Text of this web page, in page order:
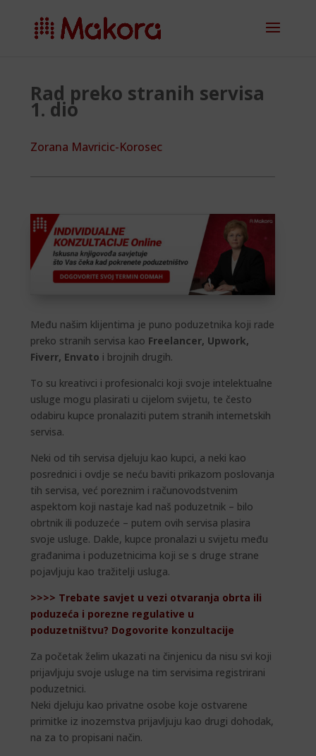
Rad preko stranih servisa
1. dio
Zorana Mavricic-Korosec
Među našim klijentima je puno poduzetnika koji rade
preko stranih servisa kao Freelancer, Upwork,
Fiverr, Envato i brojnih drugih.
To su kreativci i profesionalci koji svoje intelektualne
usluge mogu plasirati u cijelom svijetu, te često
odabiru kupce pronalaziti putem stranih internetskih
servisa.
Neki od tih servisa djeluju kao kupci, a neki kao
posrednici i ovdje se neću baviti prikazom poslovanja
tih servisa, već poreznim i računovodstvenim
aspektom koji nastaje kad naš poduzetnik – bilo
obrtnik ili poduzeće – putem ovih servisa plasira
svoje usluge. Dakle, kupce pronalazi u svijetu među
građanima i poduzetnicima koji se s druge strane
pojavljuju kao tražitelji usluga.
>>>> Trebate savjet u vezi otvaranja obrta ili
poduzeća i porezne regulative u
poduzetništvu? Dogovorite konzultacije
Za početak želim ukazati na činjenicu da nisu svi koji
prijavljuju svoje usluge na tim servisima registrirani
poduzetnici.
Neki djeluju kao privatne osobe koje ostvarene
primitke iz inozemstva prijavljuju kao drugi dohodak,
na za to propisani način.